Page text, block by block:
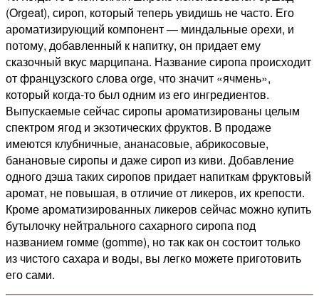
(Orgeat), сироп, который теперь увидишь не часто. Его
ароматизирующий компонент — миндальные орехи, и
потому, добавленный к напитку, он придает ему
сказочный вкус марципана. Название сиропа происходит
от французского слова orge, что значит «ячмень»,
который когда-то был одним из его ингредиентов.
Выпускаемые сейчас сиропы ароматизированы целым
спектром ягод и экзотических фруктов. В продаже
имеются клубничные, ананасовые, абрикосовые,
банановые сиропы и даже сироп из киви. Добавление
одного дэша таких сиропов придает напиткам фруктовый
аромат, не повышая, в отличие от ликеров, их крепости.
Кроме ароматизированных ликеров сейчас можно купить
бутылочку нейтрального сахарного сиропа под
названием гомме (gomme), но так как он состоит только
из чистого сахара и воды, вы легко можете приготовить
его сами.